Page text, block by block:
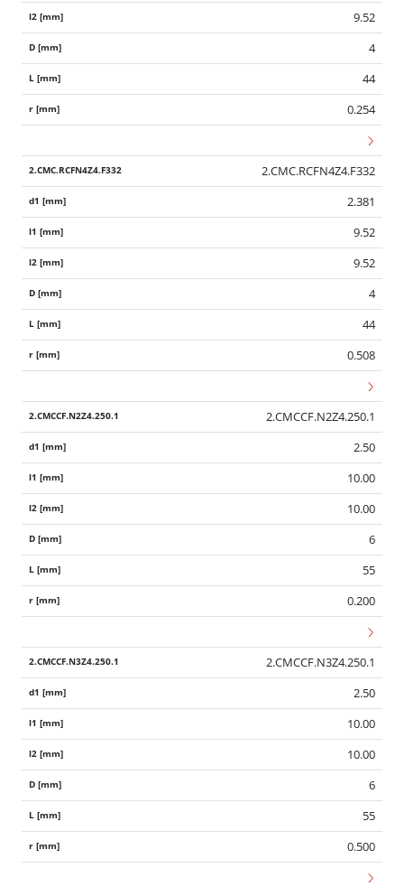
9.52
4
44
0.254
2.CMC.RCFN4Z4.F332
2.381
9.52
9.52
4
44
0.508
2.CMCCF.N2Z4.250.1
2.50
10.00
10.00
6
55
0.200
2.CMCCF.N3Z4.250.1
2.50
10.00
10.00
6
55
0.500